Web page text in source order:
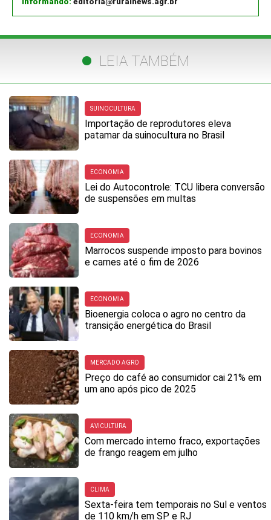
LEIA TAMBÉM
SUINOCULTURA
Importação de reprodutores eleva
patamar da suinocultura no Brasil
ECONOMIA
Lei do Autocontrole: TCU libera conversão
de suspensões em multas
ECONOMIA
Marrocos suspende imposto para bovinos
e carnes até o fim de 2026
ECONOMIA
Bioenergia coloca o agro no centro da
transição energética do Brasil
MERCADO AGRO
Preço do café ao consumidor cai 21% em
um ano após pico de 2025
AVICULTURA
Com mercado interno fraco, exportações
de frango reagem em julho
CLIMA
Sexta-feira tem temporais no Sul e ventos
de 110 km/h em SP e RJ